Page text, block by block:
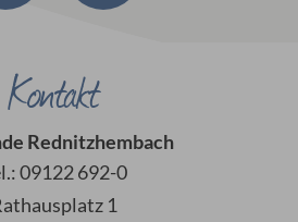
Kontakt
Rednitzhembach
09122 692-0
1